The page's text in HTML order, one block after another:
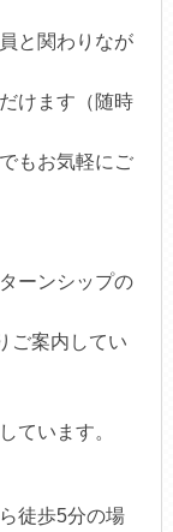
と関わりなが
けます（随時
もお気軽にご
ーンシップの
ご案内してい
ています。
徒歩5分の場